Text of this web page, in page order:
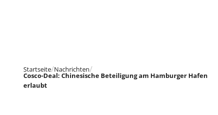
Startseite Nachrichten
Cosco-Deal: Chinesische Beteiligung am Hamburger Hafen
erlaubt